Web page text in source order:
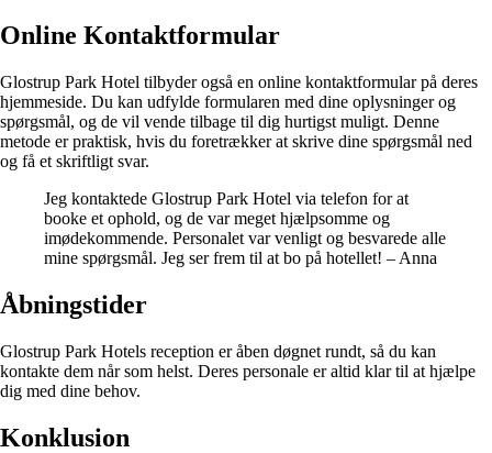
Online Kontaktformular
Glostrup Park Hotel tilbyder også en online kontaktformular på deres
hjemmeside. Du kan udfylde formularen med dine oplysninger og
spørgsmål, og de vil vende tilbage til dig hurtigst muligt. Denne
metode er praktisk, hvis du foretrækker at skrive dine spørgsmål ned
og få et skriftligt svar.
Jeg kontaktede Glostrup Park Hotel via telefon for at
booke et ophold, og de var meget hjælpsomme og
imødekommende. Personalet var venligt og besvarede alle
mine spørgsmål. Jeg ser frem til at bo på hotellet! – Anna
Åbningstider
Glostrup Park Hotels reception er åben døgnet rundt, så du kan
kontakte dem når som helst. Deres personale er altid klar til at hjælpe
dig med dine behov.
Konklusion